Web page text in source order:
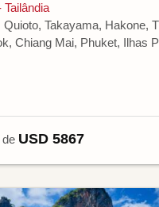
Tailândia
Takayama, Hakone,
Chiang Mai, Phuket, Ilhas
de USD 5867